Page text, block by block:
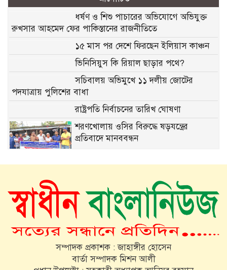
ধর্ষণ ও শিশু পাচারের অভিযোগে অভিযুক্ত
রুখসার আহমেদ ফের পাকিস্তানের রাজনীতিতে
১৫ মাস পর দেশে ফিরছেন ইলিয়াস কাঞ্চন
ভিনিসিয়ুস কি রিয়াল ছাড়ার পথে?
সচিবালয় অভিমুখে ১১ দলীয় জোটের
পদযাত্রায় পুলিশের বাধা
রাষ্ট্রপতি নির্বাচনের তারিখ ঘোষণা
শরণখোলায় ওসির বিরুদ্ধে ষড়যন্ত্রের
প্রতিবাদে মানববন্ধন
জৈন্তাপুর সারীঘাট উচ্চ বিদ্যালয়ে মাধ্যমিক
স্কুলভিত্তিক বিতর্ক প্রতিযোগিতা অনুষ্ঠিত
গণতন্ত্র ও উন্নয়নের স্বার্থে ঐক্যবদ্ধভাবে কাজ
করতে হবে গৃহায়ন ও গনপূর্ত প্রতিমন্ত্রী
ভিনিসিয়ুস জুনিয়রকে পেতে ১৪৫ মিলিয়ন
ইউরোর প্রস্তাব আর্সেনালের!
সম্পাদক প্রকাশক : জাহাঙ্গীর হোসেন
বার্তা সম্পাদক মিশন আলী